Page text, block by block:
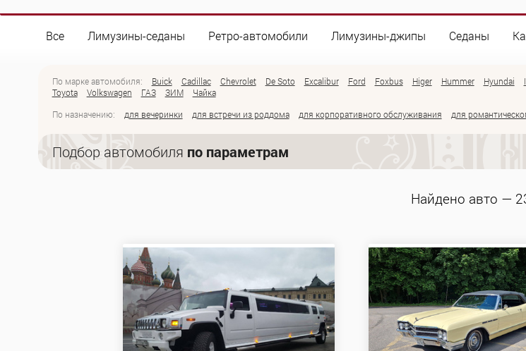
Все Лимузины-седаны Ретро-автомобили Лимузины-джипы Седаны
По марке автомобиля: Buick Cadillac Chevrolet De Soto Excalibur Ford Foxbus Higer Hummer Hyundai
Toyota
Volkswagen ГАЗ ЗИМ
Чайка
По назначению:
для вечеринки для встречи из роддома для корпоративного обслуживания для
Подбор автомобиля по параметрам
Цвет:
Показать авто Сбросить
Найдено авто —